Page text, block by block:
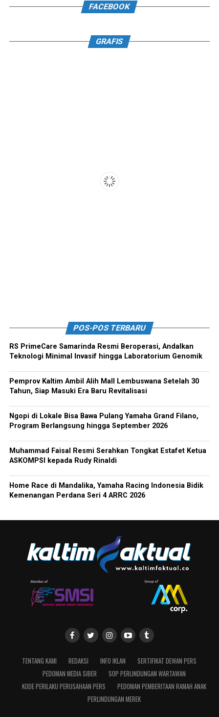
FACEBOOK
GRAFIS
POS-POS TERBARU
RS PrimeCare Samarinda Resmi Beroperasi, Andalkan
Teknologi Minimal Invasif hingga Laboratorium Genomik
Pemprov Kaltim Ambil Alih Mall Lembuswana Setelah 30
Tahun, Siap Masuki Era Baru Revitalisasi
Ngopi di Lokale Bisa Bawa Pulang Yamaha Grand Filano,
Program Berlangsung hingga September 2026
Muhammad Faisal Resmi Serahkan Tongkat Estafet Ketua
ASKOMPSI kepada Rudy Rinaldi
Home Race di Mandalika, Yamaha Racing Indonesia Bidik
Kemenangan Perdana Seri 4 ARRC 2026
TENTANG KAMI REDAKSI INFO IKLAN
SERTIFIKAT DEWAN PERS
PEDOMAN MEDIA SIBER
SOP PERLINDUNGAN WARTAWAN
KODE PERILAKU PERUSAHAAN PERS
PEDOMAN PEMBERITAAN RAMAH ANAK
PERLINDUNGAN MEREK